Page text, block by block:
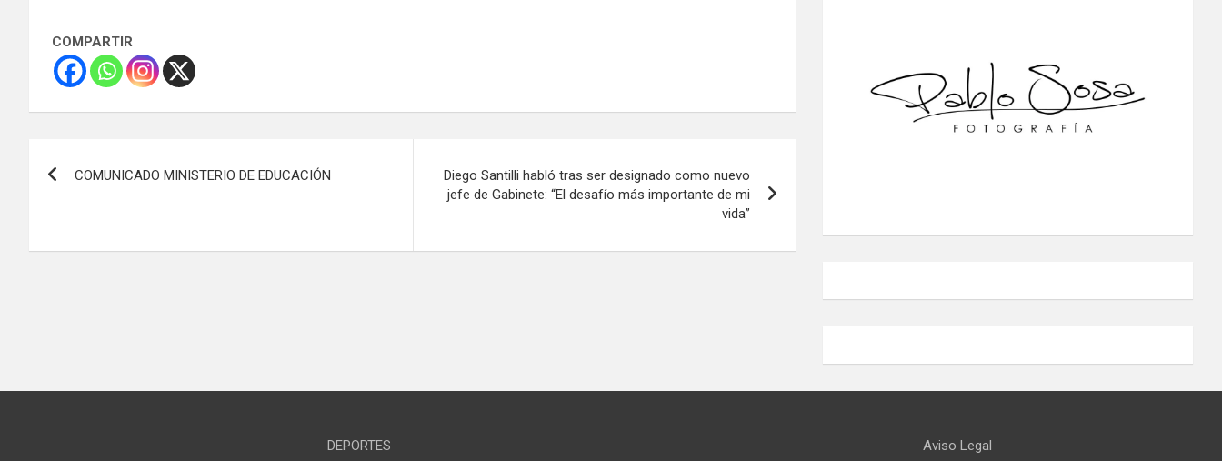
COMPARTIR
COMUNICADO MINISTERIO DE EDUCACIÓN
Diego Santilli habló tras ser designado como nuevo
jefe de Gabinete: “El desafío más importante de mi
vida”
DEPORTES Aviso Legal